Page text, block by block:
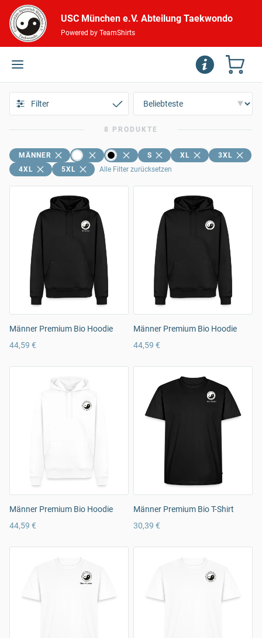
USC München e.V. Abteilung Taekwondo
Powered by TeamShirts
Filter
8 PRODUKTE
MÄNNER S XL
3XL
4XL
5XL Alle Filter zurücksetzen
Männer Premium Bio Hoodie
44,59 €
Männer Premium Bio Hoodie
44,59 €
Männer Premium Bio Hoodie
44,59 €
Männer Premium Bio T-Shirt
30,39 €